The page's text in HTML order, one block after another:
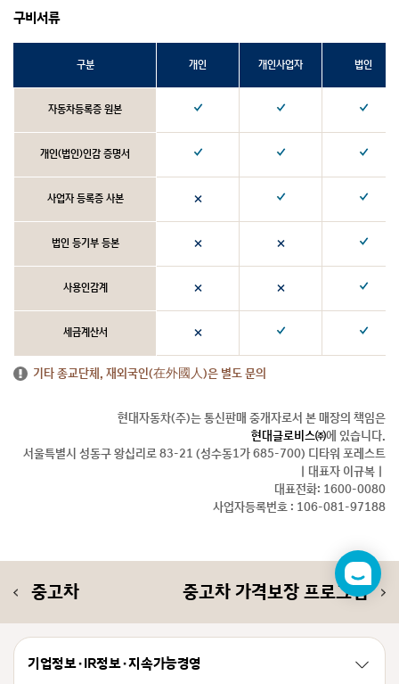
구비서류
구분 개인 개인사업자 법인
자동차등록증 원본
개인(법인)인감 증명서
사업자 등록증 사본
법인 등기부 등본
사용인감계
세금계산서
기타 종교단체, 재외국인(在外國人)은 별도 문의
현대자동차(주)는 통신판매 중개자로서 본 매장의 책임은
현대글로비스㈜에 있습니다.
서울특별시 성동구 왕십리로 83-21 (성수동1가 685-700) 디타워 포레스트
ㅣ대표자 이규복ㅣ
대표전화: 1600-0080
사업자등록번호 : 106-081-97188
중고차 중고차 가격보장 프로그램
챗
봇
기업정보 · IR정보 · 지속가능경영